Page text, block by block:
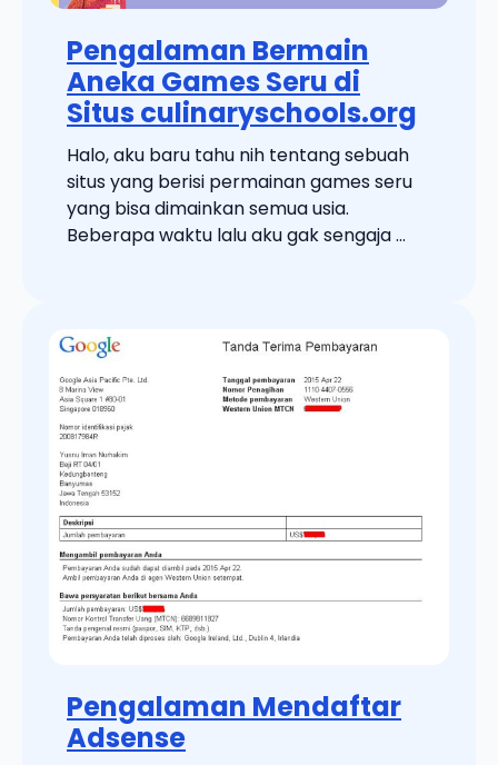
Pengalaman Bermain
Aneka Games Seru di
Situs culinaryschools.org
Halo, aku baru tahu nih tentang sebuah
situs yang berisi permainan games seru
yang bisa dimainkan semua usia.
Beberapa waktu lalu aku gak sengaja ...
Pengalaman Mendaftar
Adsense